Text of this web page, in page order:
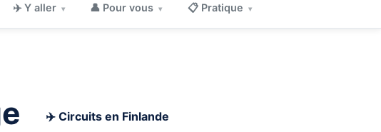
✈️ Y aller ▾ 👤 Pour vous ▾ 📋 Pratique ▾
✈️ Circuits en Finlande